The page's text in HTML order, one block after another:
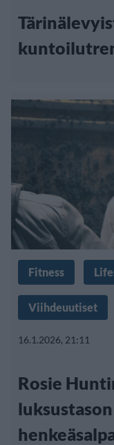
Fitness
Viihdeuutiset
16.1.2026, 21:11
Rosie